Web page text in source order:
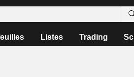
Listes Trading